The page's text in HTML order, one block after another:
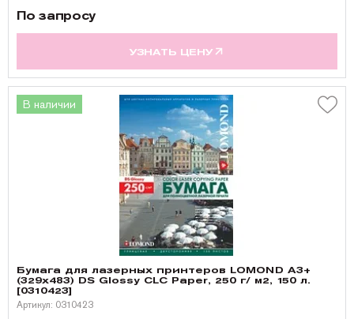
По запросу
УЗНАТЬ ЦЕНУ
В наличии
Бумага для лазерных принтеров LOMOND A3+
(329х483) DS Glossy CLC Paper, 250 г/ м2, 150 л.
[0310423]
Артикул: 0310423